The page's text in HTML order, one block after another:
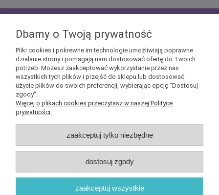
otrzymać kupony rabatowe na geekowe itemy
O nas
Dbamy o Twoją prywatność
Pliki cookies i pokrewne im technologie umożliwiają poprawne
działanie strony i pomagają nam dostosować ofertę do Twoich
potrzeb. Możesz zaakceptować wykorzystanie przez nas
wszystkich tych plików i przejść do sklepu lub dostosować
użycie plików do swoich preferencji, wybierając opcję "Dostosuj
zgody".
Więcej o plikach cookies przeczytasz w naszej Polityce
prywatności.
zaakceptuj tylko niezbędne
dostosuj zgody
zaakceptuj wszystkie